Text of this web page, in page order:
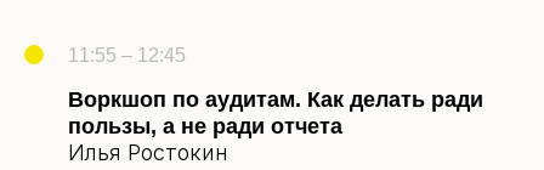
11:55 – 12:45
Воркшоп по аудитам. Как делать ради
пользы, а не ради отчета
Илья Ростокин